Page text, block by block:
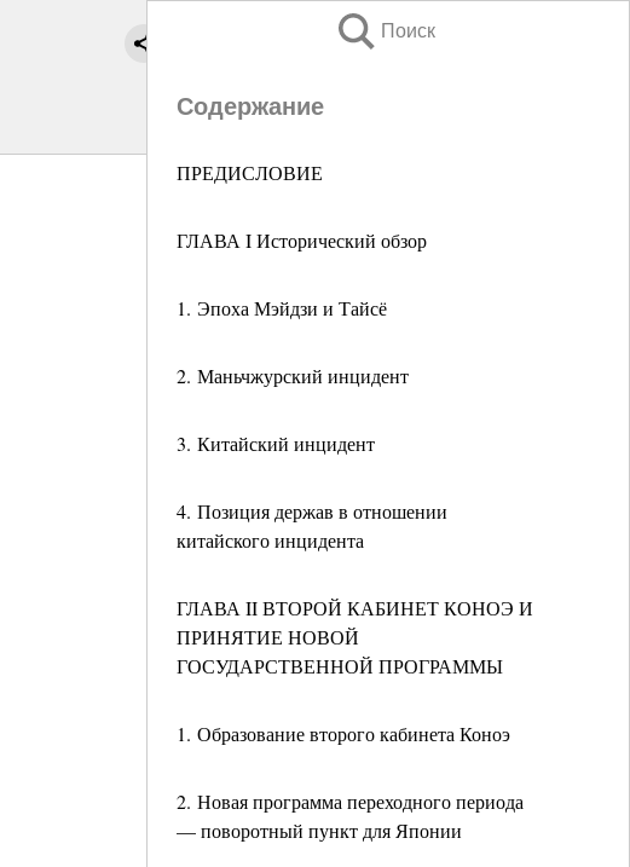
Поиск
Содержание
ПРЕДИСЛОВИЕ
ГЛАВА I Исторический обзор
1. Эпоха Мэйдзи и Тайсё
2. Маньчжурский инцидент
3. Китайский инцидент
4. Позиция держав в отношении
китайского инцидента
ГЛАВА II ВТОРОЙ КАБИНЕТ КОНОЭ И
ПРИНЯТИЕ НОВОЙ
ГОСУДАРСТВЕННОЙ ПРОГРАММЫ
1. Образование второго кабинета Коноэ
2. Новая программа переходного периода
— поворотный пункт для Японии